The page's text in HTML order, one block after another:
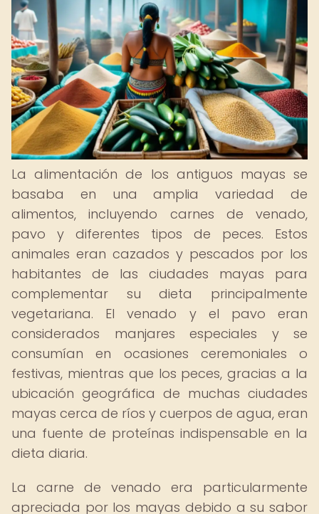
La alimentación de los antiguos mayas se
basaba en una amplia variedad de
alimentos, incluyendo carnes de venado,
pavo y diferentes tipos de peces. Estos
animales eran cazados y pescados por los
habitantes de las ciudades mayas para
complementar su dieta principalmente
vegetariana. El venado y el pavo eran
considerados manjares especiales y se
consumían en ocasiones ceremoniales o
festivas, mientras que los peces, gracias a la
ubicación geográfica de muchas ciudades
mayas cerca de ríos y cuerpos de agua, eran
una fuente de proteínas indispensable en la
dieta diaria.
La carne de venado era particularmente
apreciada por los mayas debido a su sabor